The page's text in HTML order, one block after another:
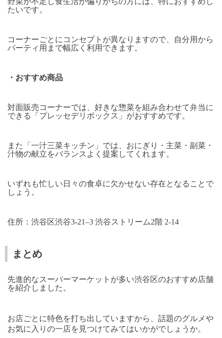
たいです。
コーナーごとにコンセプトが異なりますので、自分用から
パーティ用まで幅広く利用できます。
・おすすめ商品
対面販売コーナーでは、好きな惣菜を組み合わせて弁当に
できる「プレッセデリボックス」がおすすめです。
また「一汁三菜キッチン」では、おにぎり・主菜・副菜・
汁物の献立をバランスよく提案してくれます。
いずれも忙しい日々の食卓に欠かせない存在となることで
しょう。
住所：渋谷区渋谷3-21–3 渋谷ストリーム2階 2-14
まとめ
先進的なスーパーマーケットが多い渋谷区のおすすめ店舗
を紹介しました。
お店ごとに特色を打ち出していますから、話題のグルメや
お気に入りの一店を見つけてみてはいかがでしょうか。